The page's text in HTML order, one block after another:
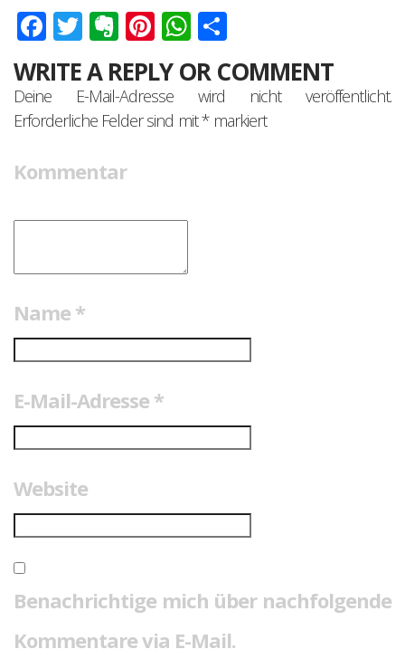
Facebook
Twitter
Evernote
Pinterest
WhatsApp
WRITE A REPLY OR COMMENT
Deine E-Mail-Adresse wird nicht veröffentlicht.
Erforderliche Felder sind mit*markiert
Kommentar
Name *
E-Mail-Adresse *
Website
Benachrichtige mich über nachfolgende
Kommentare via E-Mail.